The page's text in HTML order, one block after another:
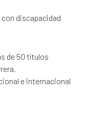
discapacidad
de 50 títulos
e internacional